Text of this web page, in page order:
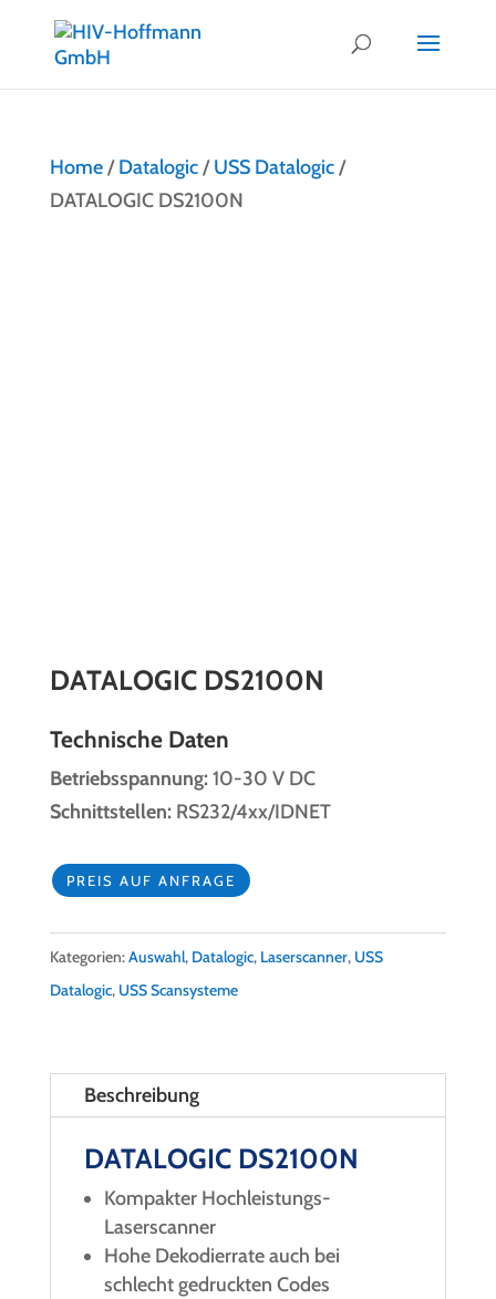
Home/Datalogic/USS Datalogic/
DATALOGIC DS2100N
DATALOGIC DS2100N
Technische Daten
Betriebsspannung:10-30 V DC
Schnittstellen:RS232/4xx/IDNET
PREIS AUF ANFRAGE
Kategorien:Auswahl, Datalogic, Laserscanner, USS
Datalogic, USS Scansysteme
Beschreibung
DATALOGIC DS2100N
Kompakter Hochleistungs-
Laserscanner
Hohe Dekodierrate auch bei
schlecht gedruckten Codes